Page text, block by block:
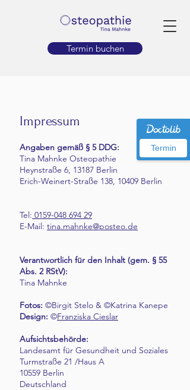
Termin
Termin buchen
Impressum
Angaben gemäß § 5 DDG:
Tina Mahnke Osteopathie
Heynstraße 6, 13187 Berlin
Erich-Weinert-Straße 138, 10409 Berlin
Tel: 0159-048 694 29
E-Mail: tina.mahnke@posteo.de
Verantwortlich für den Inhalt (gem. § 55
Abs. 2 RStV):
Tina Mahnke
Fotos: ©Birgit Stelo & ©Katrina Kanepe
Design: ©Franziska Cieslar
Aufsichtsbehörde:
Landesamt für Gesundheit und Soziales
Turmstraße 21 /Haus A
10559 Berlin
Deutschland